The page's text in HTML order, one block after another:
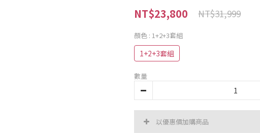
NT$23,800 NT$31,999
顏色 : 1+2+3套組
1+2+3套組
數量
以優惠價加購商品